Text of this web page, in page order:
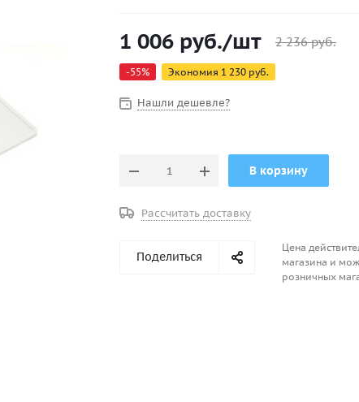
на себя, и она немедленно
леер 8-12мм
1 006 руб./шт 2 236руб.
-55% Экономия 1 230 руб.
Нашли дешевле?
В корзину
Рассчитать доставку
Поделиться
Цена
магазина и
розничных